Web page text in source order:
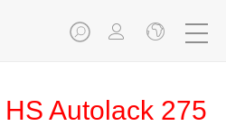
Autolack 275